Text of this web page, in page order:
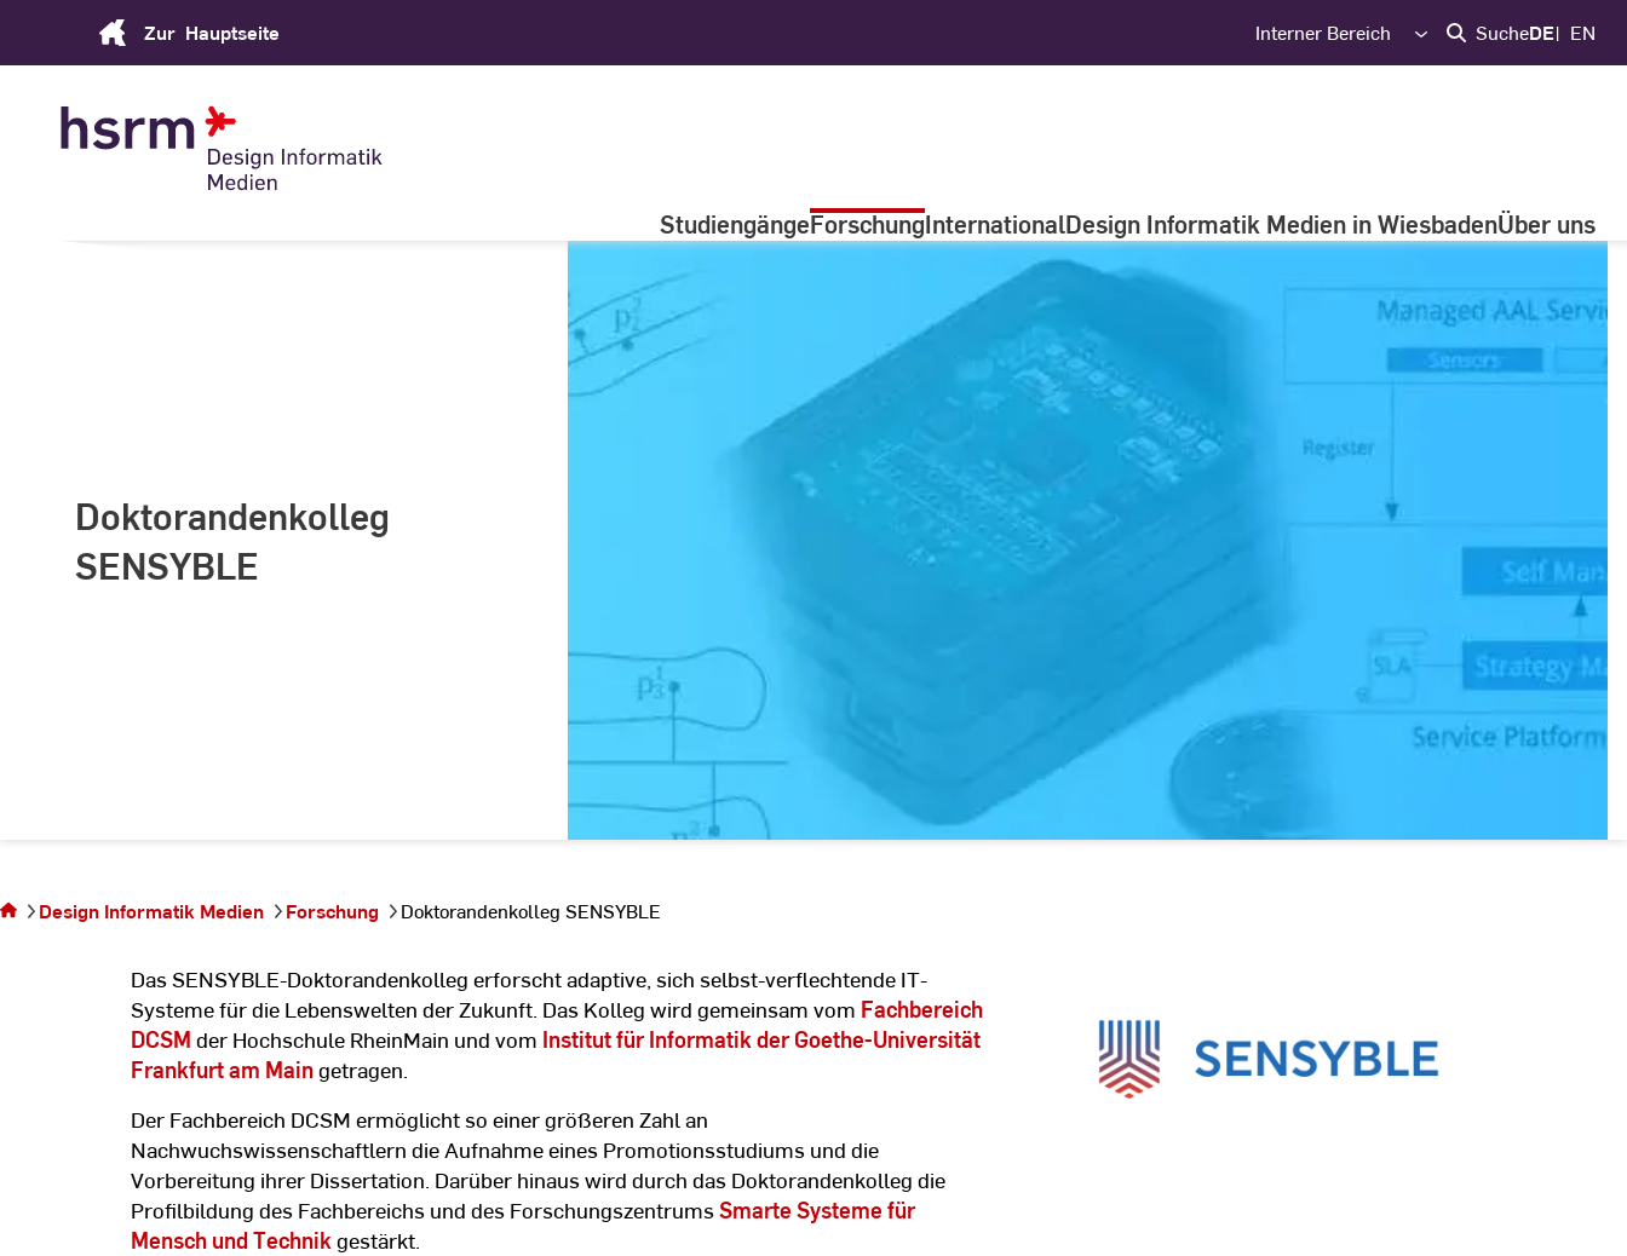
Zur Hauptseite Interner Bereich SucheDE EN
StudiengängeForschungInternationalDesign Informatik Medien in WiesbadenÜber uns
Doktorandenkolleg
SENSYBLE
auf der Seite
Doktorandenkolleg
Design Informatik Medien Forschung Doktorandenkolleg SENSYBLE
Das SENSYBLE-Doktorandenkolleg erforscht adaptive, sich selbst-verflechtende IT-
Systeme für die Lebenswelten der Zukunft. Das Kolleg wird gemeinsam vom Fachbereich
DCSM der Hochschule RheinMain und vom Institut für Informatik der Goethe-Universität
Frankfurt am Maingetragen.
Der Fachbereich DCSM ermöglicht so einer größeren Zahl an
Nachwuchswissenschaftlern die Aufnahme eines Promotionsstudiums und die
Vorbereitung ihrer Dissertation. Darüber hinaus wird durch das Doktorandenkolleg die
Profilbildung des Fachbereichs und des ForschungszentrumsSmarte Systeme für
Mensch und Technikgestärkt.